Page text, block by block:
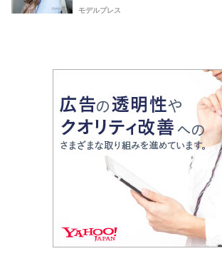
モデルプレス